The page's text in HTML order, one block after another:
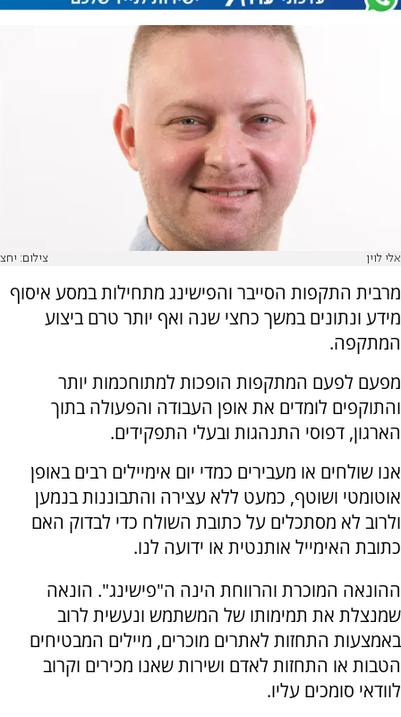
אלי לוין צילום: יחצ
מרבית התקפות הסייבר והפישינג מתחילות במסע איסוף
מידע ונתונים במשך כחצי שנה ואף יותר טרם ביצוע
המתקפה.
מפעם לפעם המתקפות הופכות למתוחכמות יותר
והתוקפים לומדים את אופן העבודה והפעולה בתוך
הארגון, דפוסי התנהגות ובעלי התפקידים.
אנו שולחים או מעבירים כמדי יום אימיילים רבים באופן
אוטומטי ושוטף, כמעט ללא עצירה והתבוננות בנמען
ולרוב לא מסתכלים על כתובת השולח כדי לבדוק האם
כתובת האימייל אותנטית או ידועה לנו.
ההונאה המוכרת והרווחת הינה ה"פישינג". הונאה
שמנצלת את תמימותו של המשתמש ונעשית לרוב
באמצעות התחזות לאתרים מוכרים, מיילים המבטיחים
הטבות או התחזות לאדם ושירות שאנו מכירים וקרוב
לוודאי סומכים עליו.